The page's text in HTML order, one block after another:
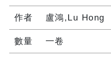
作者 盧鴻,Lu Hong
數量 一卷